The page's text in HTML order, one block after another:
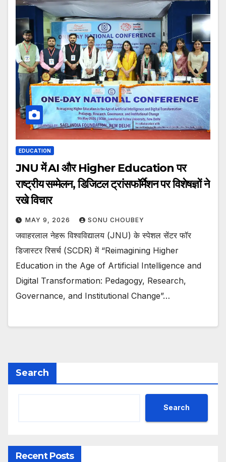
EDUCATION
JNU में AI और Higher Education पर
राष्ट्रीय सम्मेलन, डिजिटल ट्रांसफॉर्मेशन पर विशेषज्ञों ने
रखे विचार
MAY 9, 2026 SONU CHOUBEY
जवाहरलाल नेहरू विश्वविद्यालय (JNU) के स्पेशल सेंटर फॉर
डिजास्टर रिसर्च (SCDR) में “Reimagining Higher
Education in the Age of Artificial Intelligence and
Digital Transformation: Pedagogy, Research,
Governance, and Institutional Change”…
Search
Search
Recent Posts